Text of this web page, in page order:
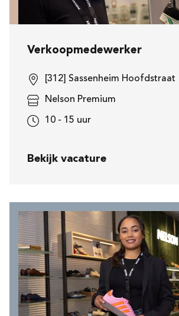
Verkoopmedewerker
[312] Sassenheim Hoofdstraat
Nelson Premium
10 - 15 uur
Bekijk vacature